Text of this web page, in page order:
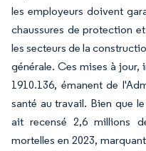
les employeurs doivent
chaussures de protection
les secteurs de la
générale. Ces mises à jour,
1910.136, émanent de
santé au travail. Bien que
ait recensé 2,6 millions
mortelles en 2023,